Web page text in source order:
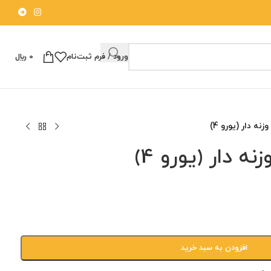
ورود / فرم ثبت‌نام 0 ﷼
دار (یورو 4)
دار (یورو 4)
افزودن به سبد خرید